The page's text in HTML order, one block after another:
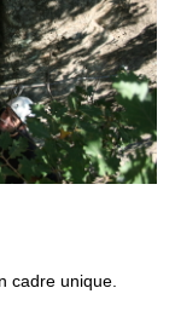
cadre unique.